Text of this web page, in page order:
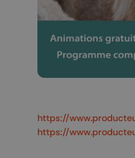
https://
https://